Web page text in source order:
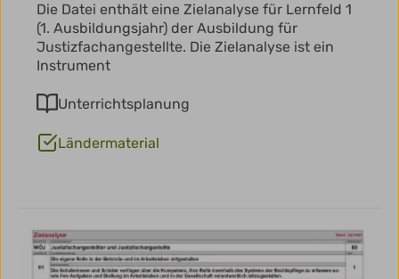
Die Datei enthält eine Zielanalyse für Lernfeld 1
(1. Ausbildungsjahr) der Ausbildung für
Justizfachangestellte. Die Zielanalyse ist ein
Instrument
Unterrichtsplanung
Ländermaterial